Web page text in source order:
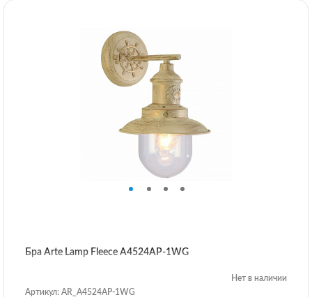
Бра Arte Lamp Fleece A4524AP-1WG
Нет в наличии
Артикул: AR_A4524AP-1WG